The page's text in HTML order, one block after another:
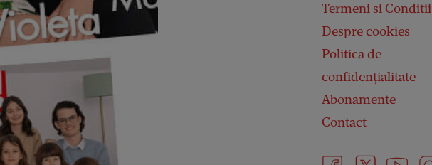
Termeni si Conditii
Despre cookies
Politica de
confidențialitate
Abonamente
Contact